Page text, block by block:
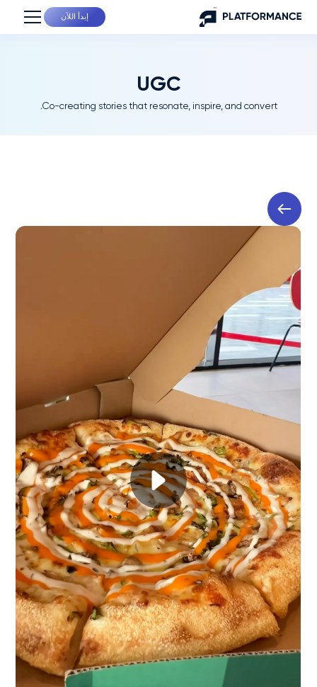
إبدأ اللآن
UGC
Co-creating stories that resonate, inspire, and convert.